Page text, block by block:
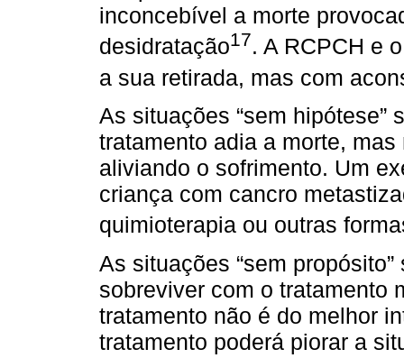
inconcebível a morte
desidratação17. A RCPCH e
a sua retirada, mas com
As situações “sem hipótese”
tratamento adia a morte,
aliviando o sofrimento. Um
criança com cancro
quimioterapia ou outras
As situações “sem
sobreviver com o tratamento
tratamento não é do melhor
tratamento poderá piorar a